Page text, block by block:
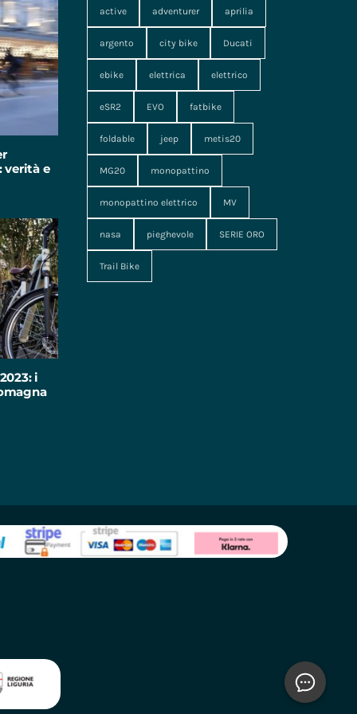
e
i
active adventurer aprilia
argento city bike Ducati
ebike elettrica elettrico
eSR2 EVO fatbike
foldable jeep metis20
MG20 monopattino
monopattino elettrico MV
nasa pieghevole SERIE ORO
Trail Bike